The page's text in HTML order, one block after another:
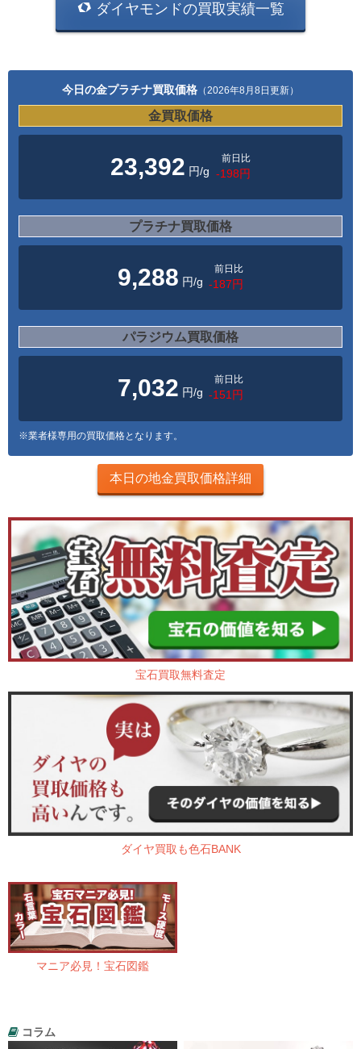
ダイヤモンドの買取実績一覧
今日の金プラチナ買取価格 （2026年8月8日更新）
金買取価格
23,392 円/g
前日比
-198円
プラチナ買取価格
9,288 円/g
前日比
-187円
パラジウム買取価格
7,032 円/g
前日比
-151円
※業者様専用の買取価格となります。
本日の地金買取価格詳細
宝石買取無料査定
ダイヤ買取も色石BANK
マニア必見！宝石図鑑
コラム